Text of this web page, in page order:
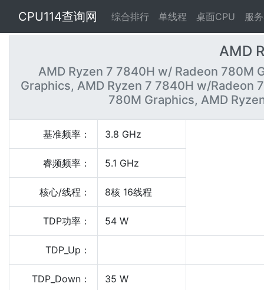
CPU114查询网 综合排行 单线程 桌面CPU 服
AMD
AMD Ryzen 7 7840H w/ Radeon 780M
Graphics, AMD Ryzen 7 7840H w/Radeon
780M Graphics, AMD
基准频率： 3.8 GHz
睿频频率： 5.1 GHz
核心/线程： 8核 16线程
TDP功率： 54 W
TDP_Up：
TDP_Down： 35 W